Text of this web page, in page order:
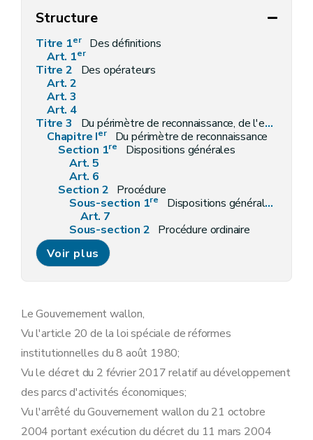
Structure
Titre 1er
Des définitions
Art. 1er
Titre 2
Des opérateurs
Art. 2
Art. 3
Art. 4
Titre 3
Du périmètre de reconnaissance, de l'expropriation et du droit de préemption
Chapitre Ier
Du périmètre de reconnaissance
Section 1re
Dispositions générales
Art. 5
Art. 6
Section 2 Procédure
Sous-section 1re
Dispositions générales.
Art. 7
Sous-section 2 Procédure ordinaire
Art. 8
Art. 9
Sous-section 3
Section 3 Effets
Art. 13
Art. 14
Chapitre II De l'expropriation
Section 1re
Procédure
Art. 17
Art. 18
Voir plus
Le Gouvernement wallon,
Vu l'article 20 de la loi spéciale de réformes
institutionnelles du 8 août 1980;
Vu le décret du 2 février 2017 relatif au développement
des parcs d'activités économiques;
Vu l'arrêté du Gouvernement wallon du 21 octobre
2004 portant exécution du décret du 11 mars 2004